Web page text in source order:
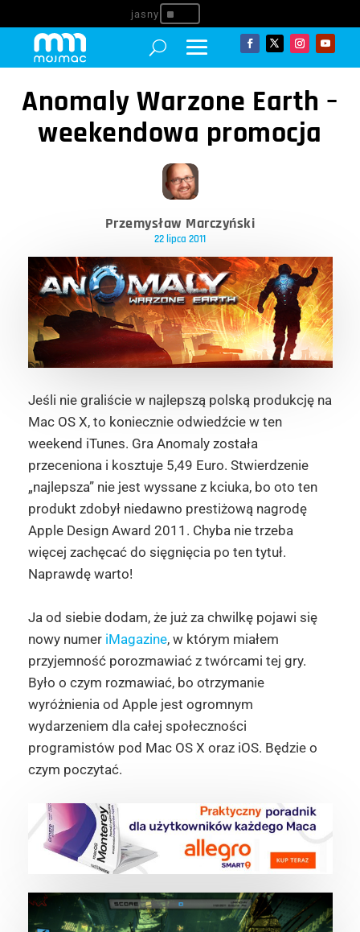
^
Anomaly Warzone Earth –
weekendowa promocja
Przemysław Marczyński
22 lipca 2011
Jeśli nie graliście w najlepszą polską produkcję na
Mac OS X, to koniecznie odwiedźcie w ten
weekend iTunes. Gra Anomaly została
przeceniona i kosztuje 5,49 Euro. Stwierdzenie
„najlepsza” nie jest wyssane z kciuka, bo oto ten
produkt zdobył niedawno prestiżową nagrodę
Apple Design Award 2011. Chyba nie trzeba
więcej zachęcać do sięgnięcia po ten tytuł.
Naprawdę warto!
Ja od siebie dodam, że już za chwilkę pojawi się
nowy numer iMagazine, w którym miałem
przyjemność porozmawiać z twórcami tej gry.
Było o czym rozmawiać, bo otrzymanie
wyróżnienia od Apple jest ogromnym
wydarzeniem dla całej społeczności
programistów pod Mac OS X oraz iOS. Będzie o
czym poczytać.